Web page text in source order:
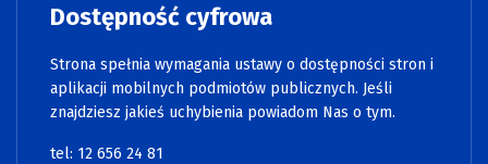
Dostępność cyfrowa
Strona spełnia wymagania ustawy o dostępności stron i
aplikacji mobilnych podmiotów publicznych. Jeśli
znajdziesz jakieś uchybienia powiadom Nas o tym.
tel: 12 656 24 81